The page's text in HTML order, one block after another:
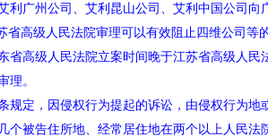
广州公司、艾利昆山公司、艾利中国公司向
省高级人民法院审理可以有效阻止四维公司等
省高级人民法院立案时间晚于江苏省高级人民
理。
定，因侵权行为提起的诉讼，由侵权行为地
个被告住所地、经常居住地在两个以上人民法